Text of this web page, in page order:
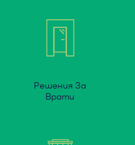
Решения За
Врати